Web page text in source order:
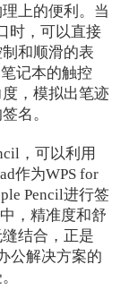
上的便利。当
时，可以直接
和顺滑的表
记本的触控
，模拟出笔迹
名。
，可以利用
作为WPS for
Pencil进行签
，精准度和舒
结合，正是
公解决方案的